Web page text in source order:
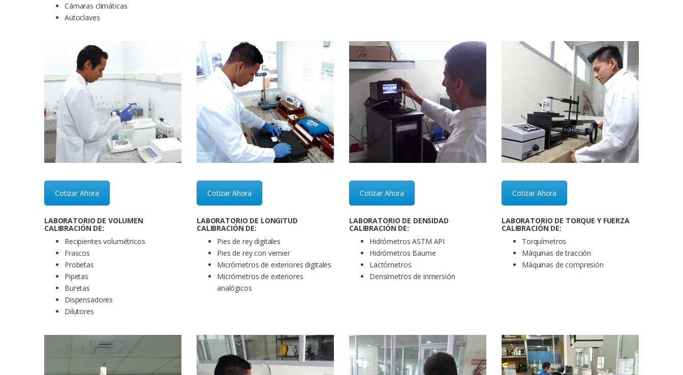
Cámaras climáticas
Autoclaves
Cotizar Ahora
LABORATORIO DE VOLUMEN
CALIBRACIÓN DE:
Recipientes volumétricos
Frascos
Probetas
Pipetas
Buretas
Dispensadores
Dilutores
Cotizar Ahora
LABORATORIO DE LONGITUD
CALIBRACIÓN DE:
Pies de rey digitales
Pies de rey con vernier
Micrómetros de exteriores digitales
Micrómetros de exteriores
analógicos
Cotizar Ahora
LABORATORIO DE DENSIDAD
CALIBRACIÓN DE:
Hidrómetros ASTM API
Hidrómetros Baume
Lactómetros
Densímetros de inmersión
Cotizar Ahora
LABORATORIO DE TORQUE Y FUERZA
CALIBRACIÓN DE:
Torquímetros
Máquinas de tracción
Máquinas de compresión